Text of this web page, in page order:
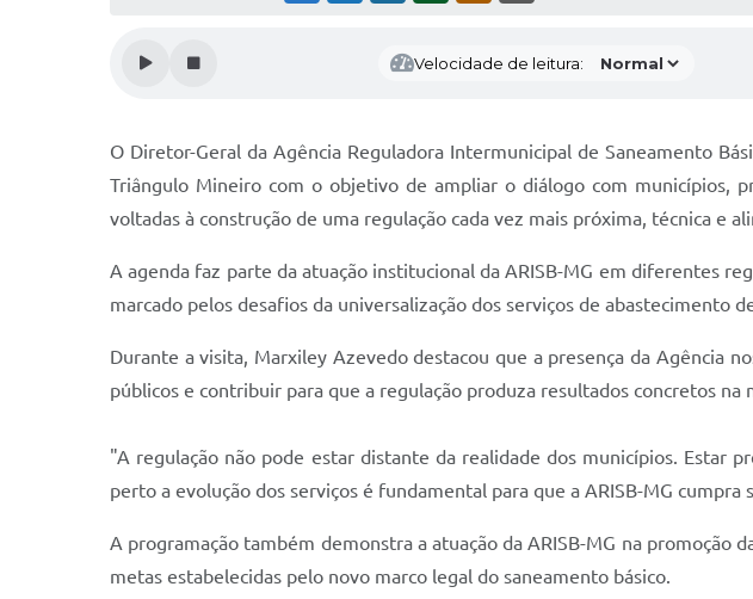
Velocidade de leitura:
O Diretor-Geral da Agência Reguladora Intermunicipal de Saneamento
Triângulo Mineiro com o objetivo de ampliar o diálogo com municípios,
voltadas à construção de uma regulação cada vez mais próxima, técnica e
A agenda faz parte da atuação institucional da ARISB-MG em diferentes
marcado pelos desafios da universalização dos serviços de
Durante a visita, Marxiley Azevedo destacou que a presença da Agência
públicos e contribuir para que a regulação produza resultados concretos na
"A regulação não pode estar distante da realidade dos municípios. Estar
perto a evolução dos serviços é fundamental para que a ARISB-MG
A programação também demonstra a atuação da ARISB-MG na promoção
metas estabelecidas pelo novo marco legal do saneamento básico.